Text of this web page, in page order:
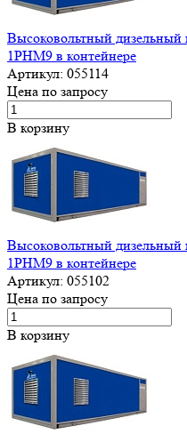
Высоковольтный
1РНМ9 в контейнере
Артикул: 055114
Цена по запросу
В корзину
Высоковольтный
1РНМ9 в контейнере
Артикул: 055102
Цена по запросу
В корзину